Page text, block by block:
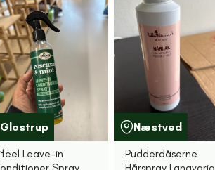
Glostrup
Leave-in
Næstved
Pudderdåserne